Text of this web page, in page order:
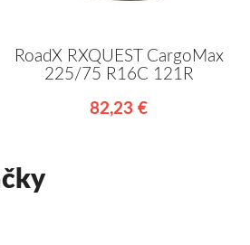
RoadX RXQUEST CargoMax
225/75 R16C 121R
82,23 €